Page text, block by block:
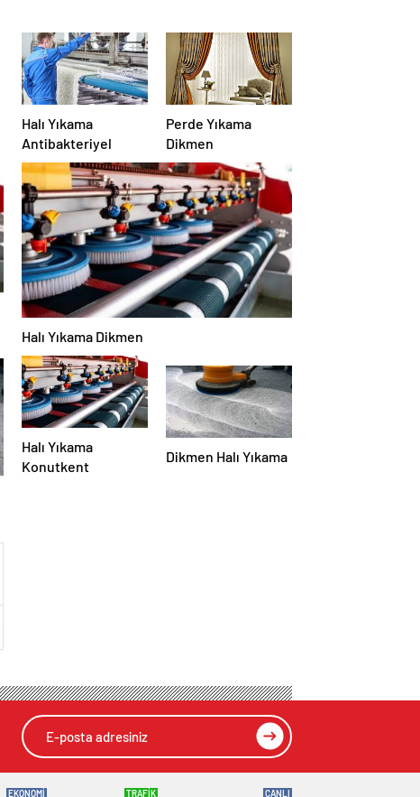
Halı Yıkama
Antibakteriyel
Perde Yıkama
Dikmen
Halı Yıkama Dikmen
Halı Yıkama
Konutkent
Dikmen Halı Yıkama
EKONOMİ TRAFİK CANLI